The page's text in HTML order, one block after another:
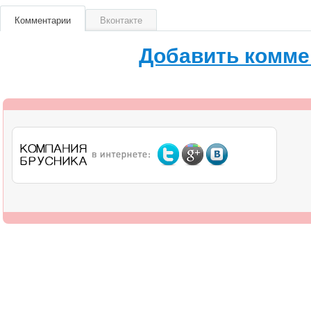
Комментарии Вконтакте
Добавить